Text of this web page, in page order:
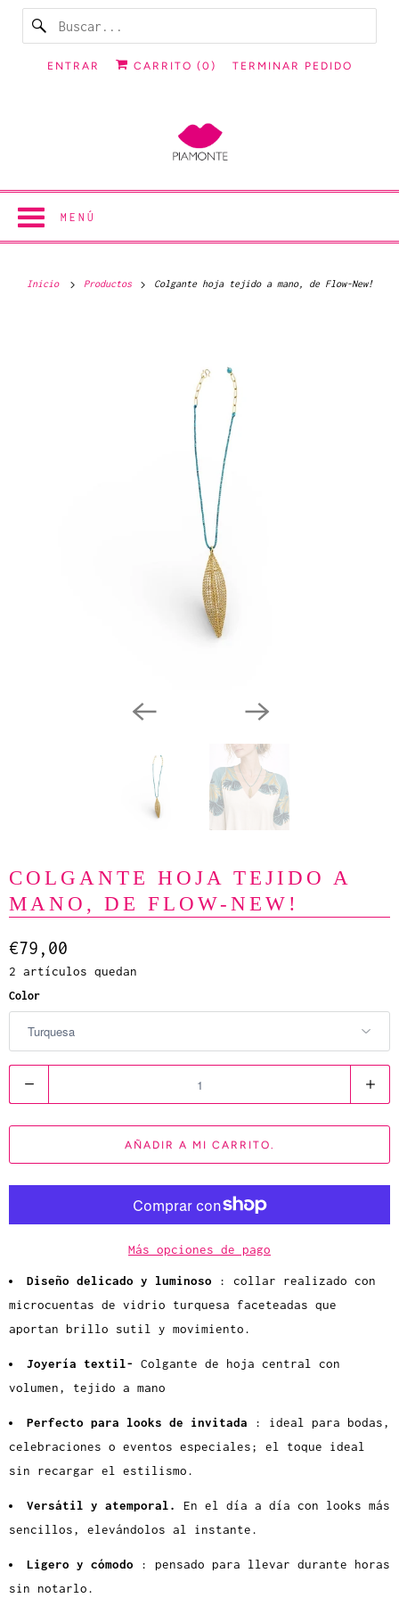
ENTRAR CARRITO ( 0 ) TERMINAR PEDIDO
MENÚ
Inicio Productos Colgante hoja tejido a mano, de Flow-New!
COLGANTE HOJA TEJIDO A
MANO, DE FLOW-NEW!
€79,00
2 artículos quedan
Color
a
n
a
AÑADIR A MI CARRITO.
Más opciones de pago
Diseño delicado y luminoso : collar realizado con
microcuentas de vidrio turquesa faceteadas que
aportan brillo sutil y movimiento.
Joyería textil- Colgante de hoja central con
volumen, tejido a mano
Perfecto para looks de invitada : ideal para bodas,
celebraciones o eventos especiales; el toque ideal
sin recargar el estilismo.
Versátil y atemporal. En el día a día con looks más
sencillos, elevándolos al instante.
Ligero y cómodo : pensado para llevar durante horas
sin notarlo.